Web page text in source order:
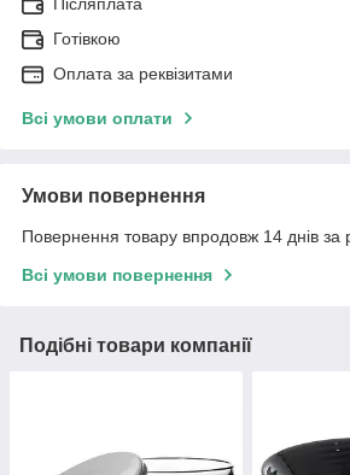
Готівкою
Оплата за реквізитами
Всі умови оплати
Умови повернення
Повернення товару впродовж 14 днів за
Всі умови повернення
Подібні товари компанії